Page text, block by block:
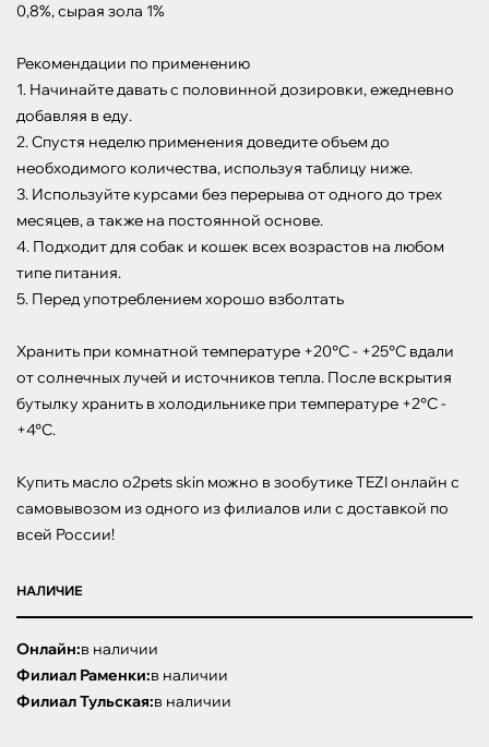
0,8%, сырая зола 1%
Рекомендации по применению
1. Начинайте давать с половинной дозировки, ежедневно
добавляя в еду.
2. Спустя неделю применения доведите объем до
необходимого количества, используя таблицу ниже.
3. Используйте курсами без перерыва от одного до трех
месяцев, а также на постоянной основе.
4. Подходит для собак и кошек всех возрастов на любом
типе питания.
5. Перед употреблением хорошо взболтать
Хранить при комнатной температуре +20°С - +25°С вдали
от солнечных лучей и источников тепла. После вскрытия
бутылку хранить в холодильнике при температуре +2°С -
+4°С.
Купить масло o2pets skin можно в зообутике TEZI онлайн с
самовывозом из одного из филиалов или с доставкой по
всей России!
НАЛИЧИЕ
Онлайн:в наличии
Филиал Раменки:в наличии
Филиал Тульская:в наличии